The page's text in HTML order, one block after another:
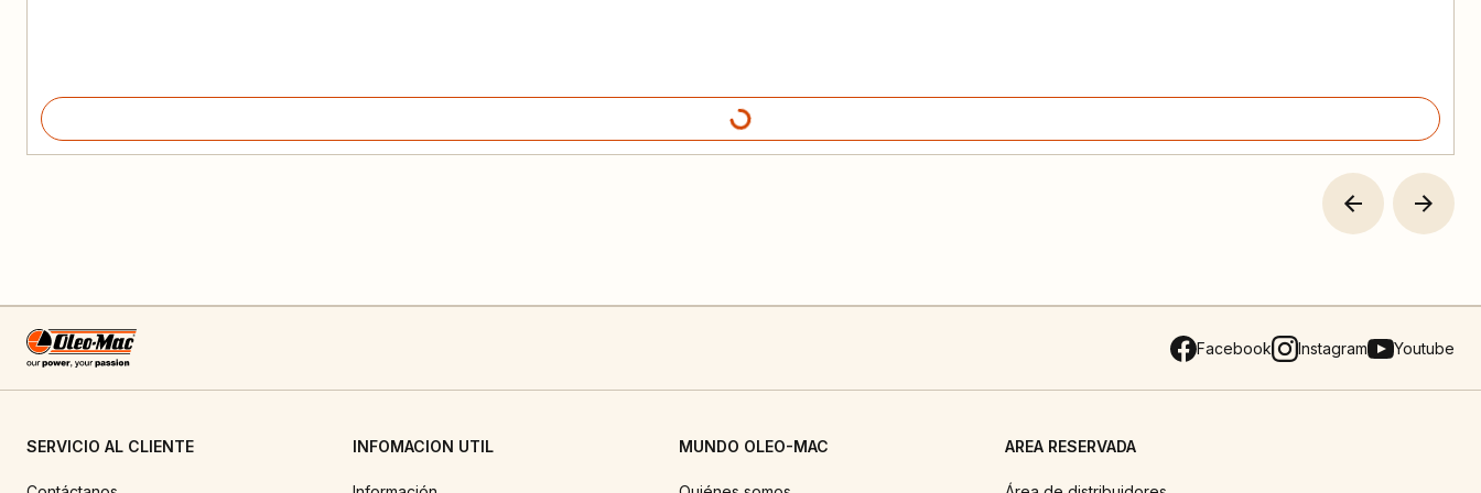
Facebook Instagram Youtube
SERVICIO AL CLIENTE INFOMACION UTIL MUNDO OLEO-MAC AREA RESERVADA